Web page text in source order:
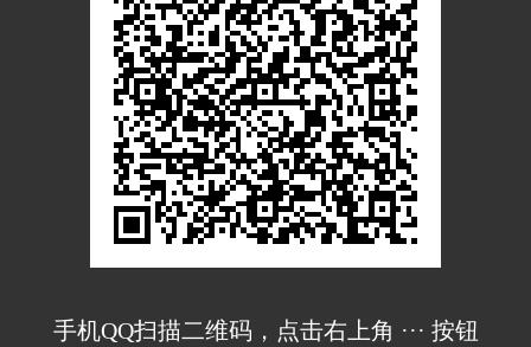
手机QQ扫描二维码，点击右上角 ··· 按钮